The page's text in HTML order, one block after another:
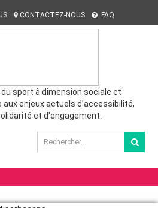
CONTACTEZ-NOUS FAQ
sport à dimension sociale et
aux enjeux actuels d'accessibilité,
et d'engagement.